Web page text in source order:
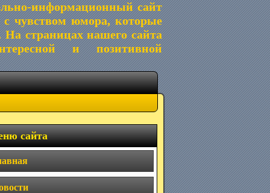
информационный сайт
чувством юмора, которые
страницах нашего сайта
и позитивной
сайта